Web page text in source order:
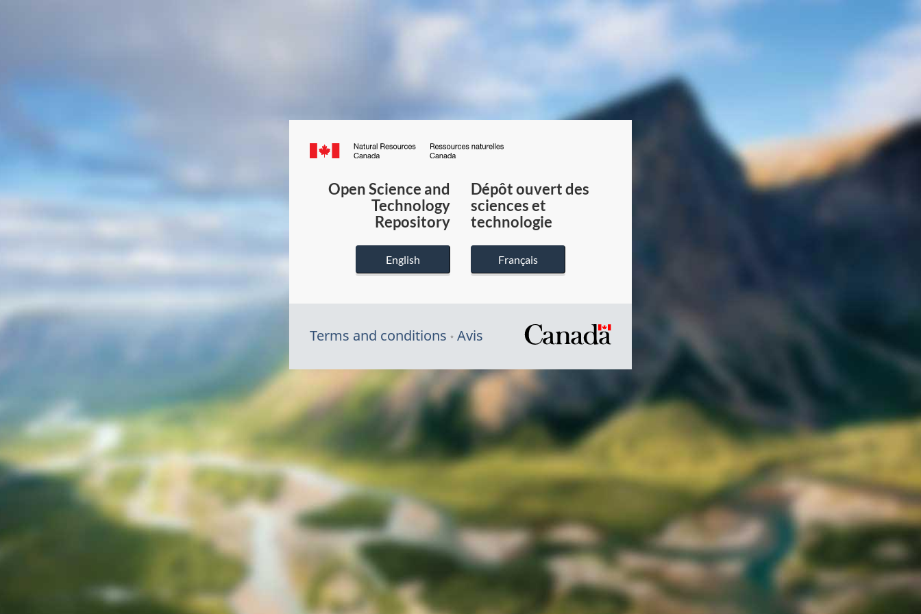
Canada.ca
du
Canada
Open Science and
Technology
Repository
English
Dépôt ouvert des
sciences et
technologie
Français
Terms and conditions Avis
/
gouvernement
du